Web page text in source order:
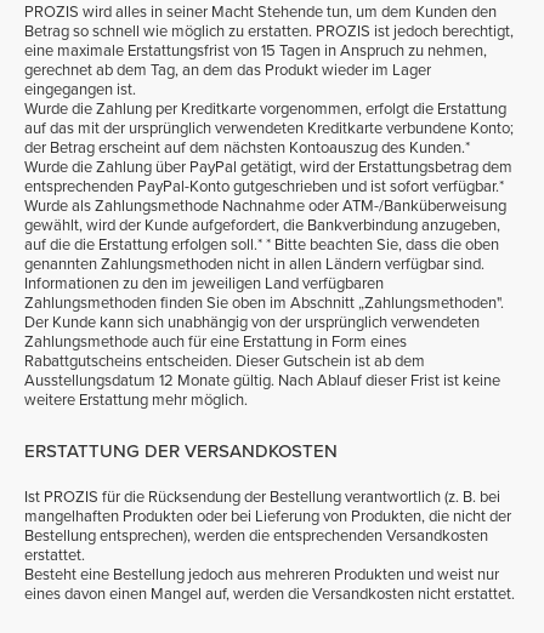
PROZIS wird alles in seiner Macht Stehende tun, um dem Kunden den
Betrag so schnell wie möglich zu erstatten. PROZIS ist jedoch berechtigt,
eine maximale Erstattungsfrist von 15 Tagen in Anspruch zu nehmen,
gerechnet ab dem Tag, an dem das Produkt wieder im Lager
eingegangen ist.
Wurde die Zahlung per Kreditkarte vorgenommen, erfolgt die Erstattung
auf das mit der ursprünglich verwendeten Kreditkarte verbundene Konto;
der Betrag erscheint auf dem nächsten Kontoauszug des Kunden.*
Wurde die Zahlung über PayPal getätigt, wird der Erstattungsbetrag dem
entsprechenden PayPal-Konto gutgeschrieben und ist sofort verfügbar.*
Wurde als Zahlungsmethode Nachnahme oder ATM-/Banküberweisung
gewählt, wird der Kunde aufgefordert, die Bankverbindung anzugeben,
auf die die Erstattung erfolgen soll.* * Bitte beachten Sie, dass die oben
genannten Zahlungsmethoden nicht in allen Ländern verfügbar sind.
Informationen zu den im jeweiligen Land verfügbaren
Zahlungsmethoden finden Sie oben im Abschnitt „Zahlungsmethoden".
Der Kunde kann sich unabhängig von der ursprünglich verwendeten
Zahlungsmethode auch für eine Erstattung in Form eines
Rabattgutscheins entscheiden. Dieser Gutschein ist ab dem
Ausstellungsdatum 12 Monate gültig. Nach Ablauf dieser Frist ist keine
weitere Erstattung mehr möglich.
ERSTATTUNG DER VERSANDKOSTEN
Ist PROZIS für die Rücksendung der Bestellung verantwortlich (z. B. bei
mangelhaften Produkten oder bei Lieferung von Produkten, die nicht der
Bestellung entsprechen), werden die entsprechenden Versandkosten
erstattet.
Besteht eine Bestellung jedoch aus mehreren Produkten und weist nur
eines davon einen Mangel auf, werden die Versandkosten nicht erstattet.